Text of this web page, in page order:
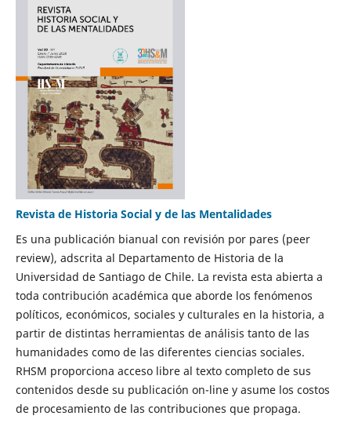
Revista de Historia Social y de las Mentalidades
Es una publicación bianual con revisión por pares (peer
review), adscrita al Departamento de Historia de la
Universidad de Santiago de Chile. La revista esta abierta a
toda contribución académica que aborde los fenómenos
políticos, económicos, sociales y culturales en la historia, a
partir de distintas herramientas de análisis tanto de las
humanidades como de las diferentes ciencias sociales.
RHSM proporciona acceso libre al texto completo de sus
contenidos desde su publicación on-line y asume los costos
de procesamiento de las contribuciones que propaga.